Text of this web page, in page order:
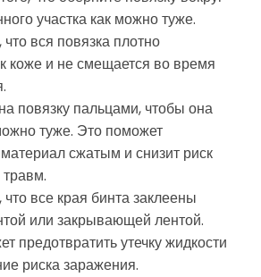
участка как можно туже.
вся повязка плотно
коже и не смещается во время
повязку пальцами, чтобы она
туже. Это поможет
сжатым и снизит риск
что все края бинта заклеены
или закрывающей лентой.
предотвратить утечку жидкости
риска заражения.